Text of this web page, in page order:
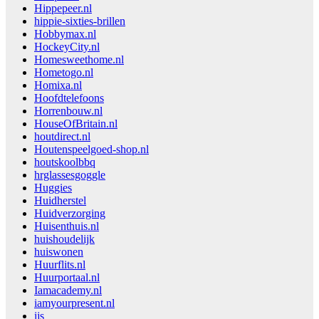
Hippepeer.nl
hippie-sixties-brillen
Hobbymax.nl
HockeyCity.nl
Homesweethome.nl
Hometogo.nl
Homixa.nl
Hoofdtelefoons
Horrenbouw.nl
HouseOfBritain.nl
houtdirect.nl
Houtenspeelgoed-shop.nl
houtskoolbbq
hrglassesgoggle
Huggies
Huidherstel
Huidverzorging
Huisenthuis.nl
huishoudelijk
huiswonen
Huurflits.nl
Huurportaal.nl
Iamacademy.nl
iamyourpresent.nl
ijs